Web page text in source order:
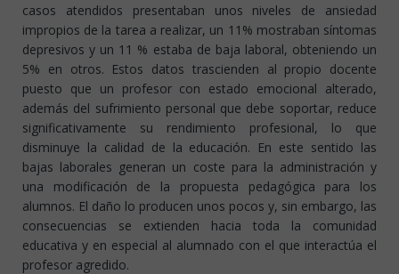
casos atendidos presentaban unos niveles de ansiedad
impropios de la tarea a realizar, un 11% mostraban síntomas
depresivos y un 11 % estaba de baja laboral, obteniendo un
5% en otros. Estos datos trascienden al propio docente
puesto que un profesor con estado emocional alterado,
además del sufrimiento personal que debe soportar, reduce
significativamente su rendimiento profesional, lo que
disminuye la calidad de la educación. En este sentido las
bajas laborales generan un coste para la administración y
una modificación de la propuesta pedagógica para los
alumnos. El daño lo producen unos pocos y, sin embargo, las
consecuencias se extienden hacia toda la comunidad
educativa y en especial al alumnado con el que interactúa el
profesor agredido.